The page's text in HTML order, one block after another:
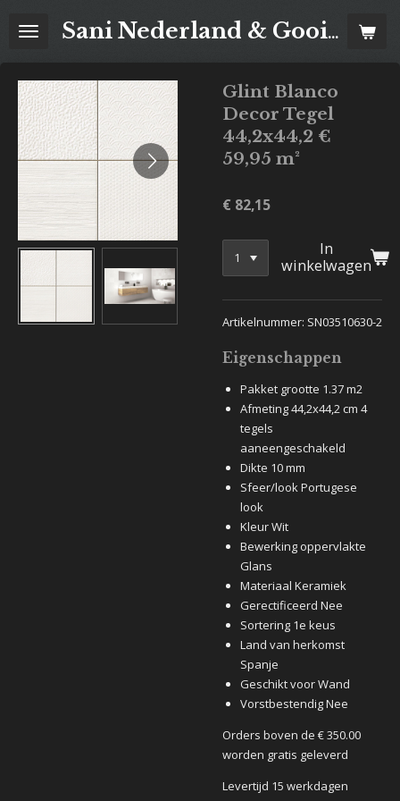
direct
hoofdinhoud
Sani Nederland & Goois Tegelhuis
Glint Blanco
Decor Tegel
44,2x44,2 €
59,95 m²
€ 82,15
In
winkelwagen
Artikelnummer: SN03510630-2
Eigenschappen
Pakket grootte 1.37 m2
Afmeting 44,2x44,2 cm 4
tegels
aaneengeschakeld
Dikte 10 mm
Sfeer/look Portugese
look
Kleur Wit
Bewerking oppervlakte
Glans
Materiaal Keramiek
Gerectificeerd Nee
Sortering 1e keus
Land van herkomst
Spanje
Geschikt voor Wand
Vorstbestendig Nee
Orders boven de € 350.00
worden gratis geleverd
Levertijd 15 werkdagen